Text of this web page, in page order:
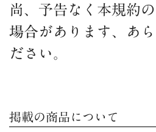
尚、予告なく本規約
場合があります、あ
ださい。
掲載の商品について